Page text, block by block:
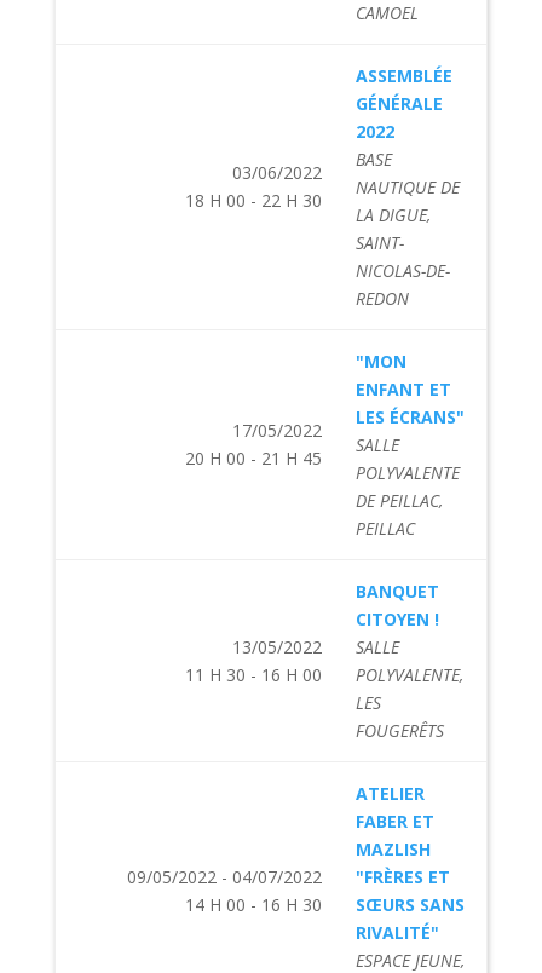
CAMOEL
03/06/2022
18 H 00 - 22 H 30
ASSEMBLÉE
GÉNÉRALE
2022
BASE
NAUTIQUE DE
LA DIGUE,
SAINT-
NICOLAS-DE-
REDON
17/05/2022
20 H 00 - 21 H 45
"MON
ENFANT ET
LES ÉCRANS"
SALLE
POLYVALENTE
DE PEILLAC,
PEILLAC
13/05/2022
11 H 30 - 16 H 00
BANQUET
CITOYEN !
SALLE
POLYVALENTE,
LES
FOUGERÊTS
09/05/2022 - 04/07/2022
14 H 00 - 16 H 30
ATELIER
FABER ET
MAZLISH
"FRÈRES ET
SŒURS SANS
RIVALITÉ"
ESPACE JEUNE,